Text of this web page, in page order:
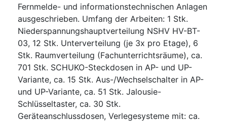
Fernmelde- und informationstechnischen Anlagen
ausgeschrieben. Umfang der Arbeiten: 1 Stk.
Niederspannungshauptverteilung NSHV HV-BT-
03, 12 Stk. Unterverteilung (je 3x pro Etage), 6
Stk. Raumverteilung (Fachunterrichtsräume), ca.
701 Stk. SCHUKO-Steckdosen in AP- und UP-
Variante, ca. 15 Stk. Aus-/Wechselschalter in AP-
und UP-Variante, ca. 51 Stk. Jalousie-
Schlüsseltaster, ca. 30 Stk.
Geräteanschlussdosen, Verlegesysteme mit: ca.